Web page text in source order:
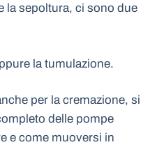
la sepoltura, ci sono due
la tumulazione.
per la cremazione, si
delle pompe
e come muoversi in